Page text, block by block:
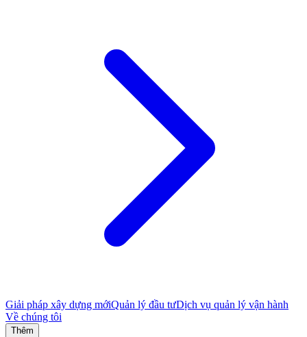
Giải pháp xây dựng mớiQuản lý đầu tưDịch vụ quản lý vận hành
Về chúng tôi
Thêm